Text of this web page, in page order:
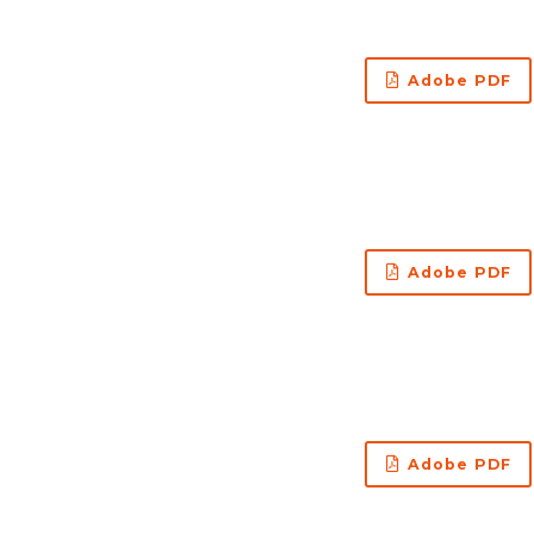
Adobe PDF
Adobe PDF
Adobe PDF